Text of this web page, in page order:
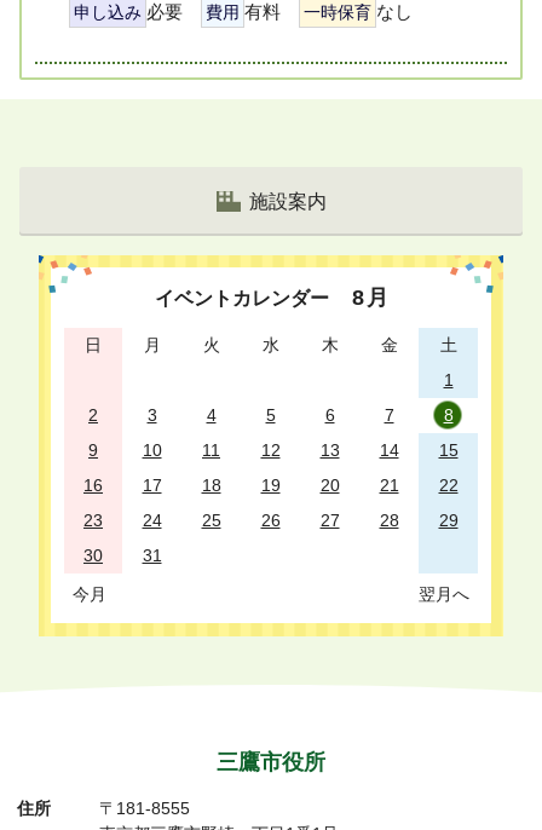
申し込み 必要 費用 有料 一時保育 なし
施設案内
イベントカレンダー 8 月
日 月 火 水 木 金
土
1
2
3 4 5 6 7
8
9
10 11 12 13 14
15
16
17 18 19 20 21
22
23
24 25 26 27 28
29
30
31
今月 翌月へ
三鷹市役所
住所
〒181-8555